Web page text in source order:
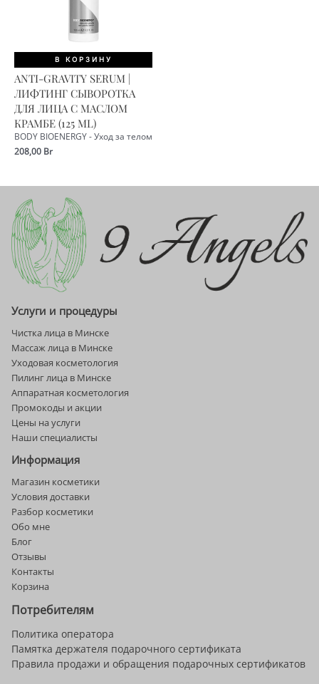
В КОРЗИНУ
ANTI-GRAVITY SERUM |
ЛИФТИНГ СЫВОРОТКА
ДЛЯ ЛИЦА С МАСЛОМ
КРАМБЕ (125 ML)
BODY BIOENERGY - Уход за телом
208,00 Br
Услуги и процедуры
Чистка лица в Минске
Массаж лица в Минске
Уходовая косметология
Пилинг лица в Минске
Аппаратная косметология
Промокоды и акции
Цены на услуги
Наши специалисты
Информация
Магазин косметики
Условия доставки
Разбор косметики
Обо мне
Блог
Отзывы
Контакты
Корзина
Потребителям
Политика оператора
Памятка держателя подарочного сертификата
Правила продажи и обращения подарочных сертификатов